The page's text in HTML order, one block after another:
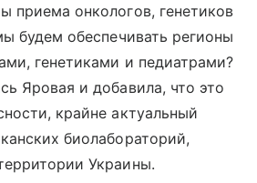
приема онкологов, генетиков
будем обеспечивать регионы
генетиками и педиатрами?
Яровая и добавила, что это
крайне актуальный
биолабораторий,
Украины.